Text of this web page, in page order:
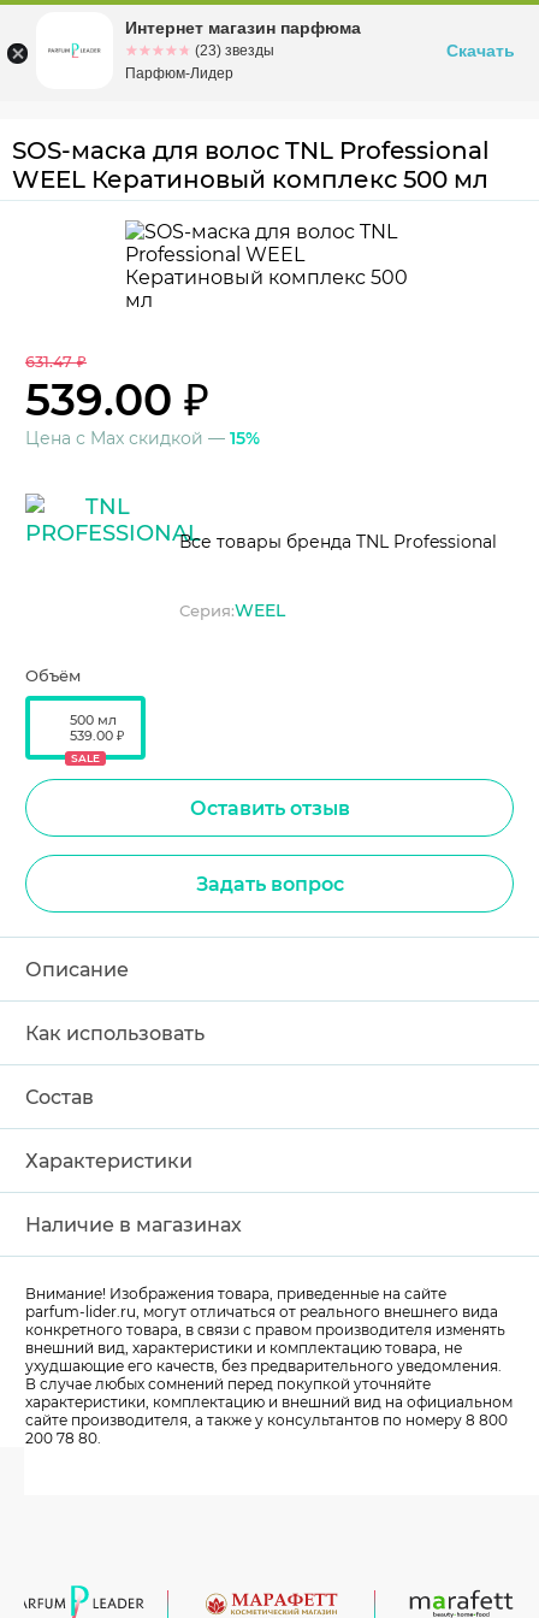
Омскул. Заозерная, 11, к. 1
SOS-маска для волос TNL Professional
WEEL Кератиновый комплекс 500 мл
631.47 ₽
539.00 ₽
Цена с Max скидкой — 15%
Все товары бренда TNL Professional
Серия:WEEL
Объём
500 мл
539.00 ₽
SALE
Оставить отзыв
Задать вопрос
Описание
Как использовать
Состав
Характеристики
Наличие в магазинах
Внимание! Изображения товара, приведенные на сайте
parfum-lider.ru, могут отличаться от реального внешнего вида
конкретного товара, в связи с правом производителя изменять
внешний вид, характеристики и комплектацию товара, не
ухудшающие его качеств, без предварительного уведомления.
В случае любых сомнений перед покупкой уточняйте
характеристики, комплектацию и внешний вид на официальном
сайте производителя, а также у консультантов по номеру 8 800
200 78 80.
Интернет магазин парфюма
☆☆☆☆☆
★★★★★ (23) звезды
Парфюм-Лидер
Скачать